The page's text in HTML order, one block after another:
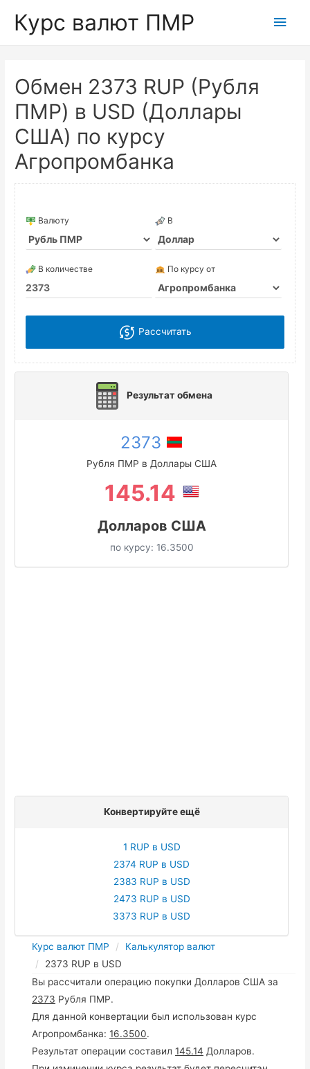
Курс валют ПМР
Обмен 2373 RUP (Рубля
ПМР) в USD (Доллары
США) по курсу
Агропромбанка
Валюту В
В количестве По курсу от
Рассчитать
Результат обмена
2373
Рубля ПМР в Доллары США
145.14
Долларов США
по курсу: 16.3500
Конвертируйте ещё
1 RUP в USD
2374 RUP в USD
2383 RUP в USD
2473 RUP в USD
3373 RUP в USD
Курс валют ПМР
Калькулятор валют
2373 RUP в USD
Вы рассчитали операцию покупки Долларов США за
2373 Рубля ПМР.
Для данной конвертации был использован курс
Агропромбанка:16.3500.
Результат операции составил145.14 Долларов.